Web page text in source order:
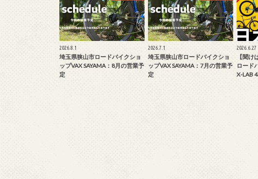
2026.8.1
埼玉県狭山市ロードバイクショ
ップVAX SAYAMA：8月の営業予
定
2026.7.1
埼玉県狭山市ロードバイクショ
ップVAX SAYAMA：7月の営業予
定
2026.6.27
【聞け
ロード
X-LAB